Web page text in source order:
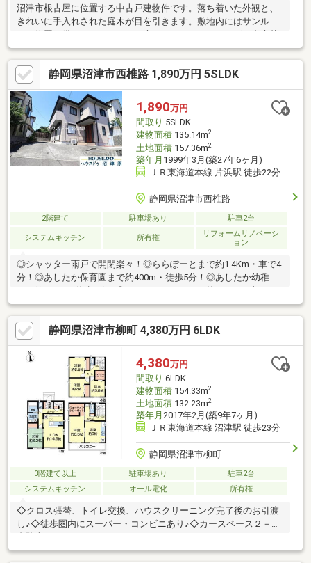
沼津市根古屋に位置する中古戸建物件です。落ち着いた外観と、
きれいに手入れされた庭木が目を引きます。敷地内にはサンルー
園を存分に楽しめるのが大きな魅力です。間取りは使い勝手の良
い4DK。リビングは大きな窓からサンルームへと繋がり、明るく
開放的な空間が広がります。2階には遠くに山並みを望める日当た
り・風通し良好なバルコニーを完備。また、手すりを複数設置し
た浴室や、勝手口のある便利な洗面脱衣所など、日々の暮らしや
すさにもしっかりと配慮されています。水回りはクリーニング済
みで快適にお使いいただけます。
静岡県沼津市西椎路 1,890万円 5SLDK
1,890万円
間取り 5SLDK
建物面積135.14m2
土地面積157.36m2
築年月 1999年3月(築27年6ヶ月)
ＪＲ東海道本線 片浜駅 徒歩22分
静岡県沼津市西椎路
2階建て 駐車場あり 駐車2台
システムキッチン 所有権
リフォームリノベーシ
ョン
◎シャッター雨戸で開閉楽々！◎ららぽーとまで約1.4Km・車で4
分！◎あしたか保育園まで約400m・徒歩5分！◎あしたか幼稚園
分！◎セブンイレブンまで約310m・徒歩4分！◎クリエイトまで
約810m・徒歩11分！◎目黒三身北公園まで約190m・徒歩3分！◎
郵便局まで約390m・徒歩5分！※設備の内容・状況等は現況を優
先致します。
静岡県沼津市柳町 4,380万円 6LDK
4,380万円
間取り 6LDK
建物面積154.33m2
土地面積132.23m2
築年月 2017年2月(築9年7ヶ月)
ＪＲ東海道本線 沼津駅 徒歩23分
静岡県沼津市柳町
3階建て以上 駐車場あり
駐車2台
システムキッチン
オール電化 所有権
◇クロス張替、トイレ交換、ハウスクリーニング完了後のお引渡
し♪◇徒歩圏内にスーパー・コンビニあり♪◇カースペース２－３